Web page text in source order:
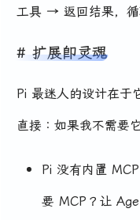
工具 → 返回结果，循
扩展即灵魂
Pi 最迷人的设计在于
直接：如果我不需要
Pi 没有内置
要 MCP？让